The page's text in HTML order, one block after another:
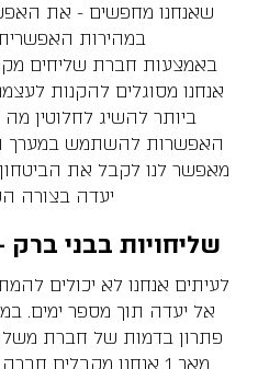
שאנחנו מחפשים - את
במהירות
באמצעות חברת שליחים
אנחנו מסוגלים להקנות
ביותר להשיג לחלוטין
מאפשר לנו לקבל את
יעדה בצורה
שליחויות בבני
לעיתים אנחנו לא יכולים
אל יעדה תוך מספר ימים.
מאך 1 אנחנו מקבלים